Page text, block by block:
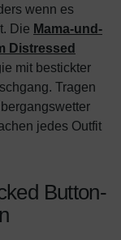
wenn es
Die Mama-und-
Distressed
mit bestickter
Tragen
jedes Outfit
Button-